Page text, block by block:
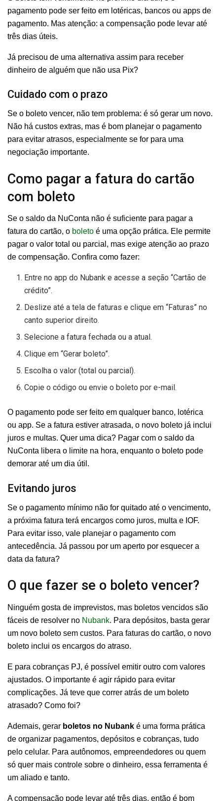
pagamento pode ser feito em lotéricas, bancos ou apps de
pagamento. Mas atenção: a compensação pode levar até
três dias úteis.
Já precisou de uma alternativa assim para receber
dinheiro de alguém que não usa Pix?
Cuidado com o prazo
Se o boleto vencer, não tem problema: é só gerar um novo.
Não há custos extras, mas é bom planejar o pagamento
para evitar atrasos, especialmente se for para uma
negociação importante.
Como pagar a fatura do cartão
com boleto
Se o saldo da NuConta não é suficiente para pagar a
fatura do cartão, o boleto é uma opção prática. Ele permite
pagar o valor total ou parcial, mas exige atenção ao prazo
de compensação. Confira como fazer:
Entre no app do Nubank e acesse a seção “Cartão de
crédito”.
Deslize até a tela de faturas e clique em “Faturas” no
canto superior direito.
Selecione a fatura fechada ou a atual.
Clique em “Gerar boleto”.
Escolha o valor (total ou parcial).
Copie o código ou envie o boleto por e-mail.
O pagamento pode ser feito em qualquer banco, lotérica
ou app. Se a fatura estiver atrasada, o novo boleto já inclui
juros e multas. Quer uma dica? Pagar com o saldo da
NuConta libera o limite na hora, enquanto o boleto pode
demorar até um dia útil.
Evitando juros
Se o pagamento mínimo não for quitado até o vencimento,
a próxima fatura terá encargos como juros, multa e IOF.
Para evitar isso, vale planejar o pagamento com
antecedência. Já passou por um aperto por esquecer a
data da fatura?
O que fazer se o boleto vencer?
Ninguém gosta de imprevistos, mas boletos vencidos são
fáceis de resolver no Nubank. Para depósitos, basta gerar
um novo boleto sem custos. Para faturas do cartão, o novo
boleto inclui os encargos do atraso.
E para cobranças PJ, é possível emitir outro com valores
ajustados. O importante é agir rápido para evitar
complicações. Já teve que correr atrás de um boleto
atrasado? Como foi?
Ademais, gerar boletos no Nubank é uma forma prática
de organizar pagamentos, depósitos e cobranças, tudo
pelo celular. Para autônomos, empreendedores ou quem
só quer mais controle sobre o dinheiro, essa ferramenta é
um aliado e tanto.
A compensação pode levar até três dias, então é bom